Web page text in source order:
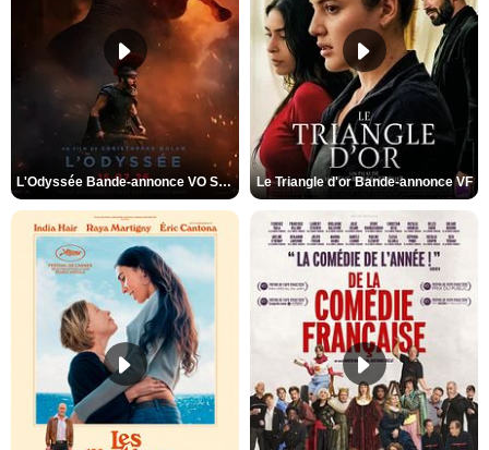
L'Odyssée Bande-annonce VO STFR Le Triangle d'or Bande-annonce VF